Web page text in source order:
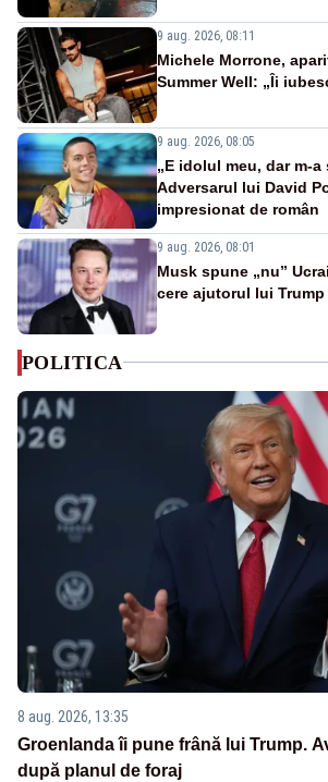
9 aug. 2026, 08:11
Michele Morrone,
Summer Well: „Îi
9 aug. 2026, 08:05
„E idolul meu, dar m-
Adversarul lui David
impresionat de român
9 aug. 2026, 08:01
Musk spune „nu”
cere ajutorul lui Trump
POLITICA
8 aug. 2026, 13:35
Groenlanda îi pune frână lui Trump.
după planul de foraj